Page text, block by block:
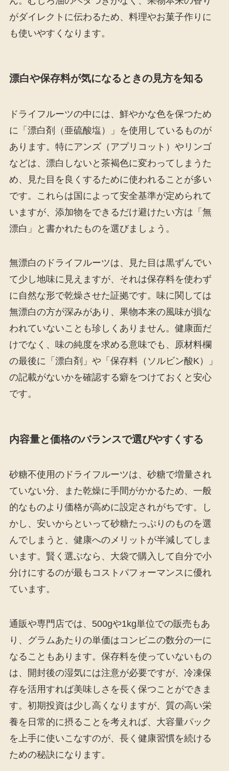
がダイレクトに伝わるため、料理やお菓子作りに
も使いやすくなります。
漂白や保存料が気になるときの見方を知る
ドライフルーツの中には、鮮やかな色を保つため
に「漂白剤（亜硫酸塩）」を使用しているものが
あります。特にアンズ（アプリコット）やリンゴ
などは、漂白しないと茶褐色に変わってしまうた
め、見た目を良くするために使われることが多い
です。これらは国によって安全基準が定められて
いますが、添加物をできるだけ避けたい方は「無
漂白」と書かれたものを選びましょう。
無漂白のドライフルーツは、見た目は黒ずんでい
て少し地味に見えますが、それは保存料を使わず
に自然な形で乾燥させた証拠です。味に関しては
無漂白の方が深みがあり、果物本来の風味が損な
われていないことも珍しくありません。健康面だ
けでなく、味の純度を求める意味でも、原材料欄
の最後に「漂白剤」や「保存料（ソルビン酸K）」
の記載がないかを確認する癖をつけておくと安心
です。
内容量と価格のバランスで選びやすくする
砂糖不使用のドライフルーツは、砂糖で増量され
ていない分、また乾燥に手間がかかるため、一般
的なものより価格が高めに設定されがちです。し
かし、安いからといって砂糖たっぷりのものを選
んでしまうと、健康へのメリットが半減してしま
います。賢く選ぶなら、大袋で購入して自分で小
分けにするのが最もコストパフォーマンスに優れ
ています。
通販や専門店では、500gや1kg単位での販売もあ
り、グラムあたりの単価はコンビニの数分の一に
なることもあります。保存料を使っていないもの
は、開封後の湿気には注意が必要ですが、冷凍保
存を活用すれば美味しさを長く保つことができま
す。初期投資は少し高くなりますが、質の高い栄
養を日常的に摂ることを考えれば、大容量パック
を上手に使いこなすのが、長く健康習慣を続ける
ための秘訣になります。